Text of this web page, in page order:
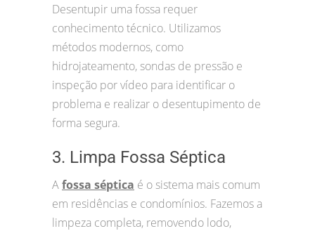
Desentupir uma fossa requer
conhecimento técnico. Utilizamos
métodos modernos, como
hidrojateamento, sondas de pressão e
inspeção por vídeo para identificar o
problema e realizar o desentupimento de
forma segura.
3. Limpa Fossa Séptica
Afossa séptica é o sistema mais comum
em residências e condomínios. Fazemos a
limpeza completa, removendo lodo,